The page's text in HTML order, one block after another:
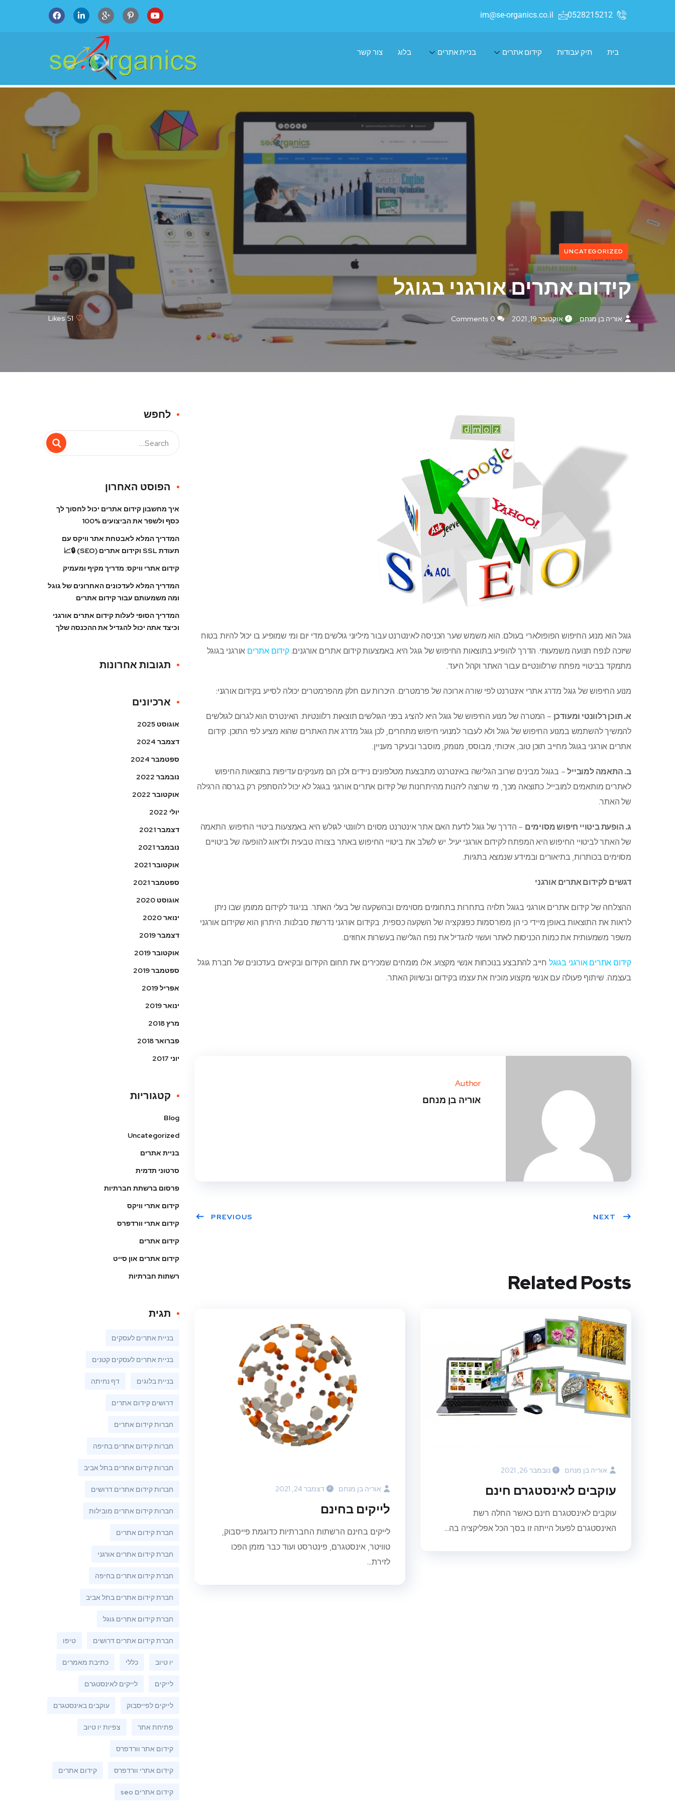
0528215212
im@se-organics.co.il
בית תיק עבודות קידום אתרים בניית אתרים בלוג צור קשר
UNCATEGORIZED
קידום אתרים אורגני בגוגל
אוריה בן מנחם אוקטובר 19, 2021 0 Comments
51
Likes
גוגל הוא מנוע החיפוש הפופולארי בעולם. הוא משמש שער הכניסה לאינטרנט עבור מיליוני גולשים מדי יום ומי שמופיע בו יכול להיות בטוח
שיזכה לנפח תנועה משמעותי. הדרך להופיע בתוצאות החיפוש של גוגל היא באמצעות קידום אתרים אורגנים.קידום אתרים אורגני בגוגל
מתמקד בביטויי מפתח שרלוונטיים עבור האתר וקהל היעד.
מנוע החיפוש של גוגל מדרג אתרי אינטרנט לפי שורה ארוכה של פרמטרים. היכרות עם חלק מהפרמטרים יכולה לסייע בקידום אורגני:
א. תוכן רלוונטי ומעודכן – המטרה של מנוע החיפוש של גוגל היא להציג בפני הגולשים תוצאות רלוונטיות. האינטרס הוא לגרום לגולשים
להמשיך להשתמש במנוע החיפוש של גוגל ולא לעבור למנועי חיפוש מתחרים, לכן גוגל מדרג את האתרים שהוא מציע לפי התוכן. קידום
אתרים אורגני בגוגל מחייב תוכן טוב, איכותי, מבוסס, מנומק, מוסבר ובעיקר מעניין.
ב. התאמה למובייל– בגוגל מבינים שרוב הגלישה באינטרנט מתבצעת מטלפונים ניידים ולכן הם מעניקים עדיפות בתוצאות החיפוש
לאתרים מותאמים למובייל. כתוצאה מכך, מי שרוצה ליהנות מהיתרונות של קידום אתרים אורגני בגוגל לא יכול להסתפק רק בגרסה הרגילה
של האתר.
ג. הופעת ביטויי חיפוש מסוימים – הדרך של גוגל לדעת האם אתר אינטרנט מסוים רלוונטי לגולש היא באמצעות ביטויי החיפוש. התאמה
של האתר לביטויי החיפוש היא המפתח לקידום אורגני יעיל. יש לשלב את ביטויי החיפוש באתר בצורה טבעית ולדאוג להופעה של ביטויים
מסוימים בכותרות, בתיאורים ובמידע שנמצא בתגיות.
דגשים לקידום אתרים אורגני
ההצלחה של קידום אתרים אורגני בגוגל תלויה בתחרות בתחומים מסוימים ובהשקעה של בעלי האתר. בניגוד לקידום ממומן שבו ניתן
לראות את התוצאות באופן מיידי כי הן מפורסמות כפונקציה של השקעה כספית, בקידום אורגני נדרשת סבלנות. היתרון הוא שקידום אורגני
משפר משמעותית את כמות הכניסות לאתר ועשוי להגדיל את נפח הגלישה בעשרות אחוזים.
קידום אתרים אורגני בגוגל חייב להתבצע בנוכחות אנשי מקצוע. אלו מומחים שמכירים את תחום הקידום ובקיאים בעדכונים של חברת גוגל
בעצמה. שיתוף פעולה עם אנשי מקצוע מוכיח את עצמו בקידום ובשיווק האתר.
Author
אוריה בן מנחם
PREVIOUS NEXT
Related Posts
אוריה בן מנחם דצמבר 24, 2021
לייקים בחינם
לייקים בחינם הרשתות החברתיות כדוגמת פייסבוק,
טוויטר, אינסטגרם, פינטרסט ועוד כבר מזמן הפכו
לזירת...
אוריה בן מנחם נובמבר 26, 2021
עוקבים לאינסטגרם חינם
עוקבים לאינסטגרם חינם כאשר החלה רשת
האינסטגרם לפעול הייתה זו בסך הכל אפליקציה בה...
לחפש
הפוסט האחרון
איך מחשבון קידום אתרים יכול לחסוך לך
כסף ולשפר את הביצועים 100%
המדריך המלא לאבטחת אתר וויקס עם
תעודת SSL וקידום אתרים (SEO) 🔒📈
קידום אתרי וויקס: מדריך מקיף ומעמיק
המדריך המלא לעדכונים האחרונים של גוגל
ומה משמעותם עבור קידום אתרים
המדריך הסופי לעלות קידום אתרים אורגני
וכיצד אתה יכול להגדיל את ההכנסה שלך
תגובות אחרונות
ארכיונים
אוגוסט 2025
דצמבר 2024
ספטמבר 2024
נובמבר 2022
אוקטובר 2022
יולי 2022
דצמבר 2021
נובמבר 2021
אוקטובר 2021
ספטמבר 2021
אוגוסט 2020
ינואר 2020
דצמבר 2019
אוקטובר 2019
ספטמבר 2019
אפריל 2019
ינואר 2019
מרץ 2018
פברואר 2018
יוני 2017
קטגוריות
Blog
Uncategorized
בניית אתרים
סרטוני תדמית
פרסום ברשתת חברתיות
קידום אתרי וויקס
קידום אתרי וורדפרס
קידום אתרים
קידום אתרים און סייט
רשתות חברתיות
תגית
בניית אתרים לעסקים
בניית אתרים לעסקים קטנים
בניית בלוגים דף נחיתה
דרושים קידום אתרים
חברות קידום אתרים
חברות קידום אתרים בחיפה
חברות קידום אתרים בתל אביב
חברות קידום אתרים דרושים
חברות קידום אתרים מובילות
חברת קידום אתרים
חברת קידום אתרים אורגני
חברת קידום אתרים בחיפה
חברת קידום אתרים בתל אביב
חברת קידום אתרים גוגל
חברת קידום אתרים דרושים טיפו
יו טיוב כללי כתיבת מאמרים
לייקים לייקים לאינסטגרם
לייקים לפייסבוק עוקבים באינסטגרם
פתיחת אתר צפיות יו טיוב
קידום אתר וורדפרס
קידום אתרי וורדפרס קידום אתרים
קידום אתרים seo